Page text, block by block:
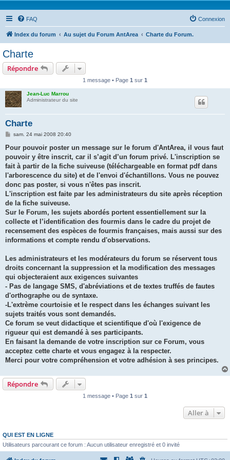
FAQ Connexion
Index du forum Au sujet du Forum AntArea Charte du Forum.
Charte
Répondre
1 message • Page 1 sur 1
Jean-Luc Marrou
Administrateur du site
Charte
M
s
a
g
sam. 24 mai 2008 20:40
Pour pouvoir poster un message sur le forum d'AntArea, il vous faut
pouvoir y être inscrit, car il s’agit d’un forum privé. L'inscription se
fait à partir de la fiche suiveuse (téléchargeable en format pdf dans
l'arborescence du site) et de l'envoi d'échantillons. Vous ne pouvez
donc pas poster, si vous n'êtes pas inscrit.
L'inscription est faite par les administrateurs du site après réception
de la fiche suiveuse.
Sur le Forum, les sujets abordés portent essentiellement sur la
collecte et l’identification des fourmis dans le cadre du projet de
recensement des espèces de fourmis françaises, mais aussi sur des
informations et compte rendu d'observations.
Les administrateurs et les modérateurs du forum se réservent tous
droits concernant la suppression et la modification des messages
qui objecteraient aux exigences suivantes
- Pas de langage SMS, d'abréviations et de textes truffés de fautes
d'orthographe ou de syntaxe.
-L'extrème courtoisie et le respect dans les échanges suivant les
sujets traités vous sont demandés.
Ce forum se veut didactique et scientifique d'où l'exigence de
rigueur qui est demandé à ses participants.
En faisant la demande de votre inscription sur ce Forum, vous
acceptez cette charte et vous engagez à la respecter.
Merci pour votre compréhension et votre adhésion à ses principes.
Répondre
1 message • Page 1 sur 1
Aller à
QUI EST EN LIGNE
Utilisateurs parcourant ce forum : Aucun utilisateur enregistré et 0 invité